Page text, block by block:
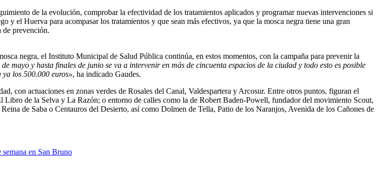
de la evolución, comprobar la efectividad de los tratamientos aplicados y programar nuevas intervenciones si
y el Huerva para acompasar los tratamientos y que sean más efectivos, ya que la mosca negra tiene una gran
de prevención.
negra, el Instituto Municipal de Salud Pública continúa, en estos momentos, con la campaña para prevenir la
mayo y hasta finales de junio se va a intervenir en más de cincuenta espacios de la ciudad y todo esto es posible
los 500.000 euros», ha indicado Gaudes.
con actuaciones en zonas verdes de Rosales del Canal, Valdespartera y Arcosur. Entre otros puntos, figuran el
Libro de la Selva y La Razón; o entorno de calles como la de Robert Baden-Powell, fundador del movimiento Scout,
de Saba o Centauros del Desierto, así como Dolmen de Tella, Patio de los Naranjos, Avenida de los Cañones de
en San Bruno